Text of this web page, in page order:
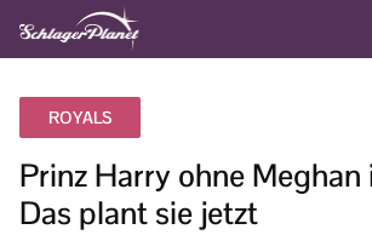
ROYALS
Prinz Harry ohne Meghan
Das plant sie jetzt